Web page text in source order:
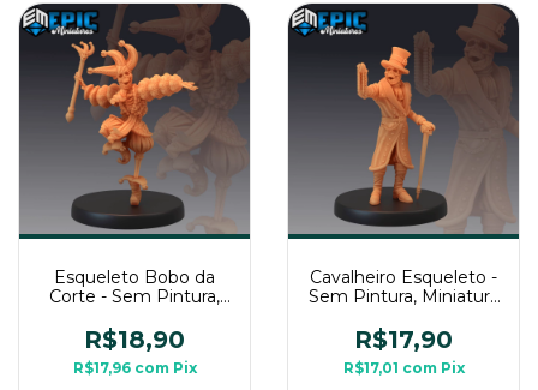
Esqueleto Bobo da
Corte - Sem Pintura,
Para Rpg de Mesa
R$18,90
R$17,96 com Pix
Cavalheiro Esqueleto -
Sem Pintura, Miniatura
Mesa
R$17,90
R$17,01 com Pix